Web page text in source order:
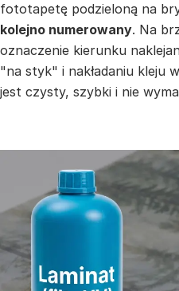
fototapetę podzieloną na
kolejno numerowany. Na
oznaczenie kierunku
"na styk" i nakładaniu kleju
jest czysty, szybki i nie